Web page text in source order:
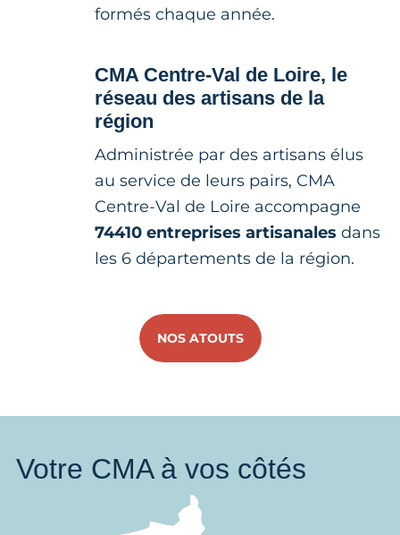
formés chaque année.
CMA Centre-Val de Loire, le
réseau des artisans de la
région
Administrée par des artisans élus
au service de leurs pairs, CMA
Centre-Val de Loire accompagne
74410 entreprises artisanales dans
les 6 départements de la région.
NOS ATOUTS
Votre CMA à vos côtés